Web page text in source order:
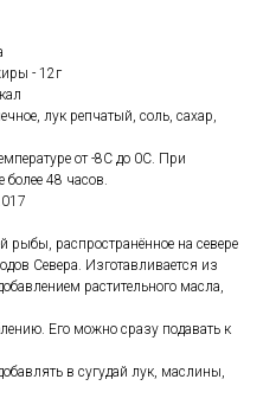
- 12г
лук репчатый, соль, сахар,
от -8С до 0С. При
более 48 часов.
рыбы, распространённое на севере
Севера. Изготавливается из
растительного масла,
Его можно сразу подавать к
в сугудай лук, маслины,